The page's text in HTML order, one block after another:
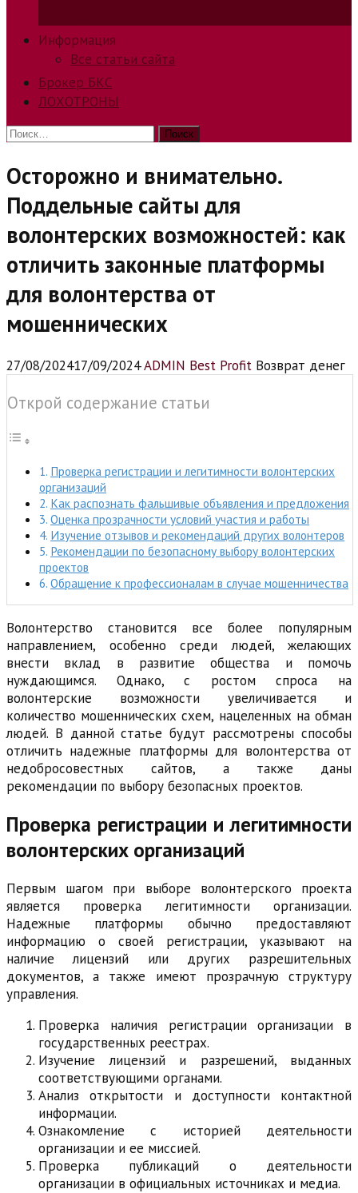
Информация
Все статьи сайта
Брокер БКС
ЛОХОТРОНЫ
Найти:
Осторожно и внимательно.
Поддельные сайты для
волонтерских возможностей: как
отличить законные платформы
для волонтерства от
мошеннических
27/08/202417/09/2024ADMIN Best Profit Возврат денег
Открой содержание статьи
Проверка регистрации и легитимности волонтерских
организаций
Как распознать фальшивые объявления и предложения
Оценка прозрачности условий участия и работы
Изучение отзывов и рекомендаций других волонтеров
Рекомендации по безопасному выбору волонтерских
проектов
Обращение к профессионалам в случае мошенничества
Волонтерство становится все более популярным
направлением, особенно среди людей, желающих
внести вклад в развитие общества и помочь
нуждающимся. Однако, с ростом спроса на
волонтерские возможности увеличивается и
количество мошеннических схем, нацеленных на обман
людей. В данной статье будут рассмотрены способы
отличить надежные платформы для волонтерства от
недобросовестных сайтов, а также даны
рекомендации по выбору безопасных проектов.
Проверка регистрации и легитимности
волонтерских организаций
Первым шагом при выборе волонтерского проекта
является проверка легитимности организации.
Надежные платформы обычно предоставляют
информацию о своей регистрации, указывают на
наличие лицензий или других разрешительных
документов, а также имеют прозрачную структуру
управления.
Проверка наличия регистрации организации в
государственных реестрах.
Изучение лицензий и разрешений, выданных
соответствующими органами.
Анализ открытости и доступности контактной
информации.
Ознакомление с историей деятельности
организации и ее миссией.
Проверка публикаций о деятельности
организации в официальных источниках и медиа.